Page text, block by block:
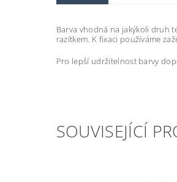
Barva vhodná na jakýkoli druh
razítkem. K fixaci používáme
Pro lepší udržitelnost barvy
SOUVISEJÍCÍ